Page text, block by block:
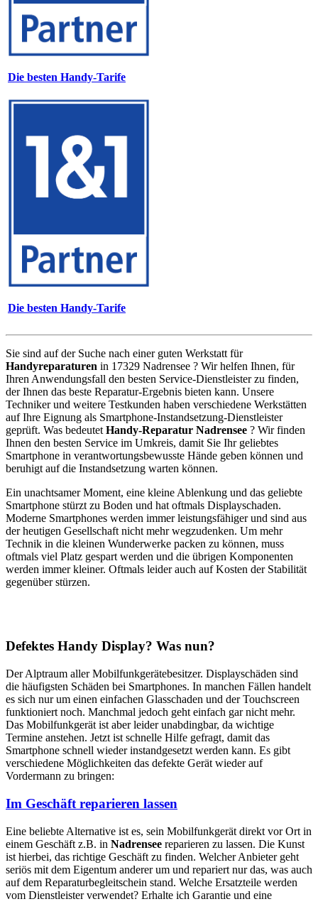
Die besten Handy-Tarife
Die besten Handy-Tarife
Sie sind auf der Suche nach einer guten Werkstatt für
Handyreparaturen in 17329 Nadrensee ? Wir helfen Ihnen, für
Ihren Anwendungsfall den besten Service-Dienstleister zu finden,
der Ihnen das beste Reparatur-Ergebnis bieten kann. Unsere
Techniker und weitere Testkunden haben verschiedene Werkstätten
auf Ihre Eignung als Smartphone-Instandsetzung-Dienstleister
geprüft. Was bedeutet Handy-Reparatur Nadrensee ? Wir finden
Ihnen den besten Service im Umkreis, damit Sie Ihr geliebtes
Smartphone in verantwortungsbewusste Hände geben können und
beruhigt auf die Instandsetzung warten können.
Ein unachtsamer Moment, eine kleine Ablenkung und das geliebte
Smartphone stürzt zu Boden und hat oftmals Displayschaden.
Moderne Smartphones werden immer leistungsfähiger und sind aus
der heutigen Gesellschaft nicht mehr wegzudenken. Um mehr
Technik in die kleinen Wunderwerke packen zu können, muss
oftmals viel Platz gespart werden und die übrigen Komponenten
werden immer kleiner. Oftmals leider auch auf Kosten der Stabilität
gegenüber stürzen.
Defektes Handy Display? Was nun?
Der Alptraum aller Mobilfunkgerätebesitzer. Displayschäden sind
die häufigsten Schäden bei Smartphones. In manchen Fällen handelt
es sich nur um einen einfachen Glasschaden und der Touchscreen
funktioniert noch. Manchmal jedoch geht einfach gar nicht mehr.
Das Mobilfunkgerät ist aber leider unabdingbar, da wichtige
Termine anstehen. Jetzt ist schnelle Hilfe gefragt, damit das
Smartphone schnell wieder instandgesetzt werden kann. Es gibt
verschiedene Möglichkeiten das defekte Gerät wieder auf
Vordermann zu bringen:
Im Geschäft reparieren lassen
Eine beliebte Alternative ist es, sein Mobilfunkgerät direkt vor Ort in
einem Geschäft z.B. in Nadrensee reparieren zu lassen. Die Kunst
ist hierbei, das richtige Geschäft zu finden. Welcher Anbieter geht
seriös mit dem Eigentum anderer um und repariert nur das, was auch
auf dem Reparaturbegleitschein stand. Welche Ersatzteile werden
vom Dienstleister verwendet? Erhalte ich Garantie und eine